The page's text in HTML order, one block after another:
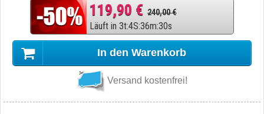
119,90 € 240,00 €
Läuft in 3t:4S:36m:29s
In den Warenkorb
Versand kostenfrei!